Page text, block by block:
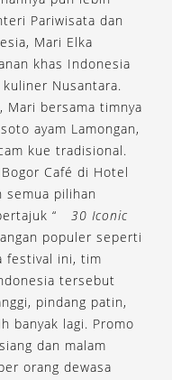
Pariwisata dan
Mari Elka
khas Indonesia
Nusantara.
Mari bersama timnya
ayam Lamongan,
kue tradisional.
Café di Hotel
semua pilihan
“
30 Iconic
populer seperti
festival ini, tim
tersebut
pindang patin,
banyak lagi. Promo
dan malam
orang dewasa